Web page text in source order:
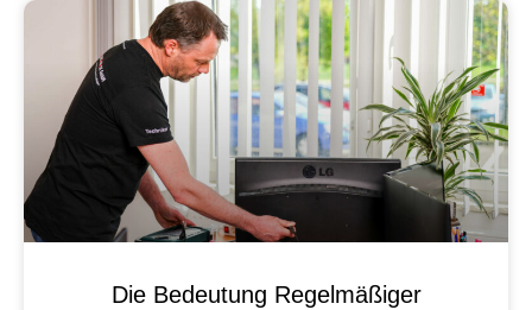
Die Bedeutung Regelmäßiger